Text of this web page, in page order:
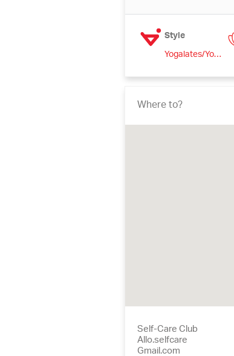
Style
Yogalates/Yoga Pilates
Where to?
Self-Care Club
Allo.selfcare
Gmail.com